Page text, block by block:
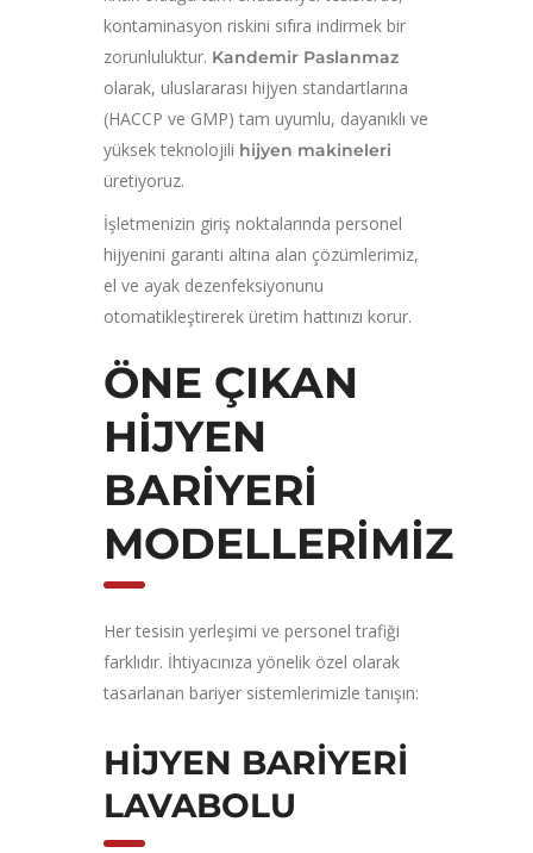
kontaminasyon riskini sıfıra indirmek bir
zorunluluktur. Kandemir Paslanmaz
olarak, uluslararası hijyen standartlarına
(HACCP ve GMP) tam uyumlu, dayanıklı ve
yüksek teknolojili hijyen makineleri
üretiyoruz.
İşletmenizin giriş noktalarında personel
hijyenini garanti altına alan çözümlerimiz,
el ve ayak dezenfeksiyonunu
otomatikleştirerek üretim hattınızı korur.
ÖNE ÇIKAN
HIJYEN
BARIYERI
MODELLERIMIZ
Her tesisin yerleşimi ve personel trafiği
farklıdır. İhtiyacınıza yönelik özel olarak
tasarlanan bariyer sistemlerimizle tanışın:
HIJYEN BARIYERI
LAVABOLU